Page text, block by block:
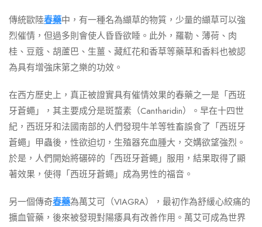
傳統歐陸春藥中，有一種名為纈草的物質，少量的纈草可以強
烈催情，但過多則會使人昏昏欲睡。此外，羅勒、薄荷、肉
桂、豆蔻、胡蘆巴、生薑、藏紅花和香草等藥草和香料也被認
為具有增強床第之樂的功效。
在西方歷史上，真正被證實具有催情效果的春藥之一是「西班
牙蒼蠅」，其主要成分是斑蝥素（Cantharidin）。早在十四世
紀，西班牙和法國南部的人們發現牛羊等牲畜誤食了「西班牙
蒼蠅」甲蟲後，性欲迫切，生殖器充血腫大，交媾欲望強烈。
於是，人們開始將碾碎的「西班牙蒼蠅」服用，結果取得了顯
著效果，使得「西班牙蒼蠅」成為男性的福音。
另一個傳奇春藥為萬艾可（VIAGRA），最初作為舒緩心絞痛的
擴血管藥，後來被發現對陽痿具有改善作用。萬艾可成為世界